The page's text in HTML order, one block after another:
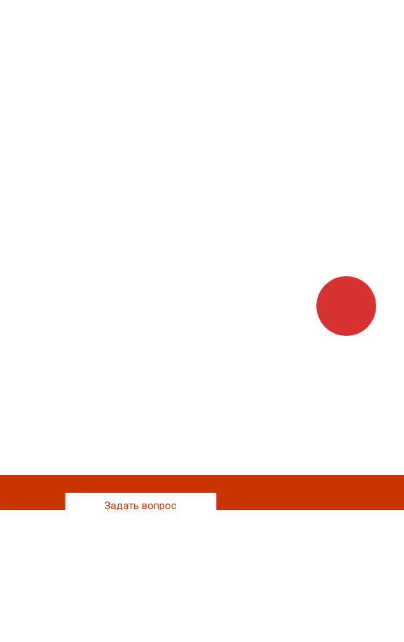
Задать вопрос